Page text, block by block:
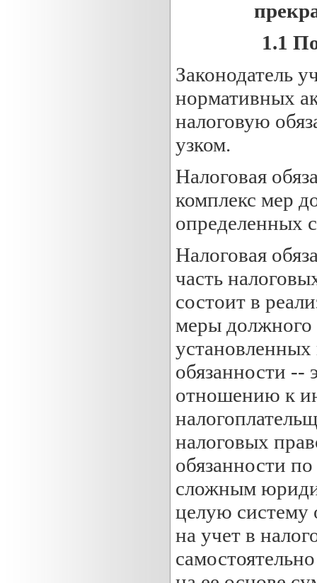
1.1
Законодатель
нормативных
налоговую
узком.
Налоговая
комплекс мер
определенных
Налоговая
часть
состоит в
меры должного
обязанности --
отношению к
налоговых
обязанности
сложным
целую систему
на учет в